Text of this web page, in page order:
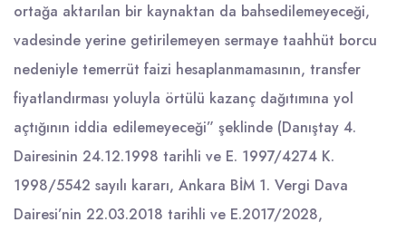
ortağa aktarılan bir kaynaktan da bahsedilemeyeceği,
vadesinde yerine getirilemeyen sermaye taahhüt borcu
nedeniyle temerrüt faizi hesaplanmamasının, transfer
fiyatlandırması yoluyla örtülü kazanç dağıtımına yol
açtığının iddia edilemeyeceği” şeklinde (Danıştay 4.
Dairesinin 24.12.1998 tarihli ve E. 1997/4274 K.
1998/5542 sayılı kararı, Ankara BİM 1. Vergi Dava
Dairesi’nin 22.03.2018 tarihli ve E.2017/2028,